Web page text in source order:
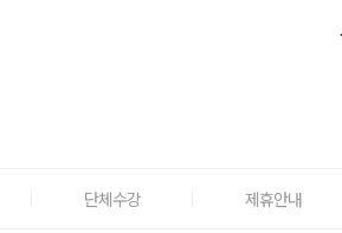
단체수강 제휴안내